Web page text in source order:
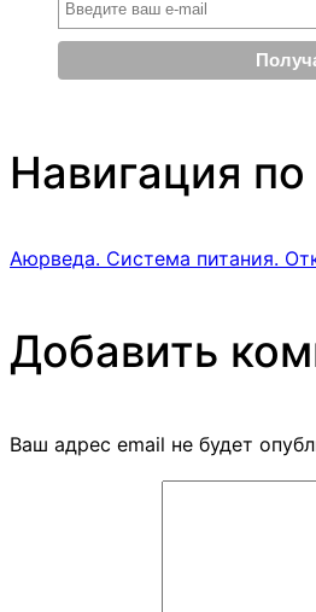
Навигация
Аюрведа. Система питания.
Добавить
Ваш адрес email не будет